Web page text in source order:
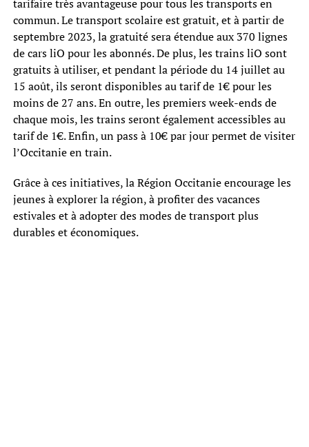
tarifaire très avantageuse pour tous les transports en
commun. Le transport scolaire est gratuit, et à partir de
septembre 2023, la gratuité sera étendue aux 370 lignes
de cars liO pour les abonnés. De plus, les trains liO sont
gratuits à utiliser, et pendant la période du 14 juillet au
15 août, ils seront disponibles au tarif de 1€ pour les
moins de 27 ans. En outre, les premiers week-ends de
chaque mois, les trains seront également accessibles au
tarif de 1€. Enfin, un pass à 10€ par jour permet de visiter
l’Occitanie en train.
Grâce à ces initiatives, la Région Occitanie encourage les
jeunes à explorer la région, à profiter des vacances
estivales et à adopter des modes de transport plus
durables et économiques.